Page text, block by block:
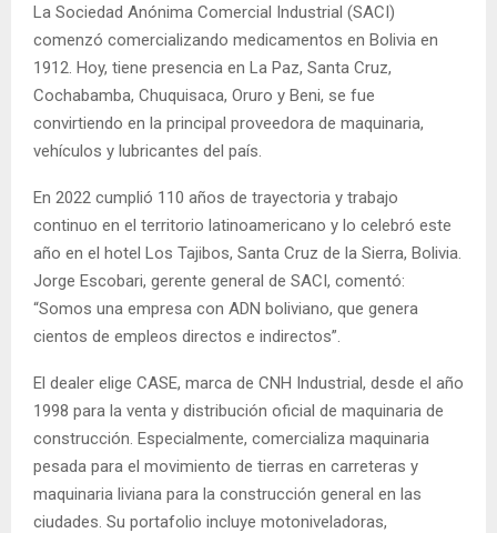
La Sociedad Anónima Comercial Industrial (SACI)
comenzó comercializando medicamentos en Bolivia en
1912. Hoy, tiene presencia en La Paz, Santa Cruz,
Cochabamba, Chuquisaca, Oruro y Beni, se fue
convirtiendo en la principal proveedora de maquinaria,
vehículos y lubricantes del país.
En 2022 cumplió 110 años de trayectoria y trabajo
continuo en el territorio latinoamericano y lo celebró este
año en el hotel Los Tajibos, Santa Cruz de la Sierra, Bolivia.
Jorge Escobari, gerente general de SACI, comentó:
“Somos una empresa con ADN boliviano, que genera
cientos de empleos directos e indirectos”.
El dealer elige CASE, marca de CNH Industrial, desde el año
1998 para la venta y distribución oficial de maquinaria de
construcción. Especialmente, comercializa maquinaria
pesada para el movimiento de tierras en carreteras y
maquinaria liviana para la construcción general en las
ciudades. Su portafolio incluye motoniveladoras,